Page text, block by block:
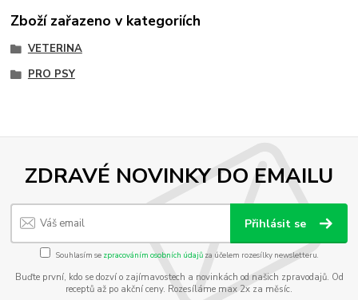
Zboží zařazeno v kategoriích
VETERINA
PRO PSY
ZDRAVÉ NOVINKY DO EMAILU
Přihlásit se
Souhlasím se zpracováním osobních údajůza účelem rozesílky newsletteru.
Buďte první, kdo se dozví o zajímavostech a novinkách od našich zpravodajů. Od
receptů až po akční ceny. Rozesíláme max 2x za měsíc.